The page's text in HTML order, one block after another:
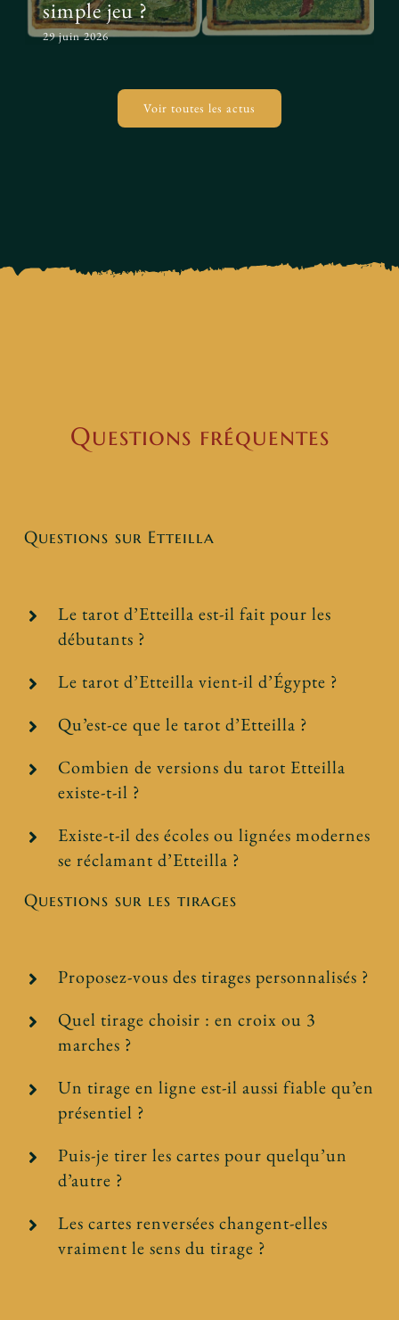
simple jeu ?
29 juin 2026
Voir toutes les actus
Questions fréquentes
Questions sur Etteilla
Le tarot d’Etteilla est-il fait pour les
débutants ?
Le tarot d’Etteilla vient-il d’Égypte ?
Qu’est-ce que le tarot d’Etteilla ?
Combien de versions du tarot Etteilla
existe-t-il ?
Existe-t-il des écoles ou lignées modernes
se réclamant d’Etteilla ?
Questions sur les tirages
Proposez-vous des tirages personnalisés ?
Quel tirage choisir : en croix ou 3
marches ?
Un tirage en ligne est-il aussi fiable qu’en
présentiel ?
Puis-je tirer les cartes pour quelqu’un
d’autre ?
Les cartes renversées changent-elles
vraiment le sens du tirage ?